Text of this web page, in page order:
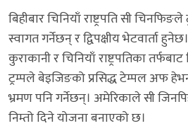
बिहीबार चिनियाँ राष्ट्रपति सी
स्वागत गर्नेछन् र द्विपक्षीय भेटवार्ता
कुराकानी र चिनियाँ राष्ट्रपतिका
ट्रम्पले बेइजिङको प्रसिद्ध टेम्पल अफ
भ्रमण पनि गर्नेछन्। अमेरिकाले सी
निम्तो दिने योजना बनाएको छ।